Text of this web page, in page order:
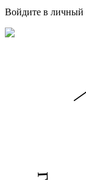
Войдите в личный